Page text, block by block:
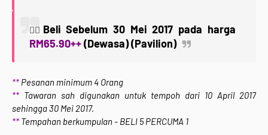
👉🏻 Beli Sebelum 30 Mei 2017 pada harga
RM65.90++(Dewasa) (Pavilion)
** Pesanan minimum 4 Orang
** Tawaran sah digunakan untuk tempoh dari 10 April 2017
sehingga 30 Mei 2017.
** Tempahan berkumpulan - BELI 5 PERCUMA 1